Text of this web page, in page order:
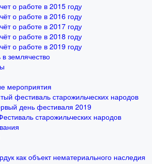
о работе в 2015 году
о работе в 2016 году
о работе в 2017 году
о работе в 2018 году
о работе в 2019 году
в землячество
мероприятия
фестиваль старожильческих народов
день фестиваля 2019
старожильческих народов
как объект нематериального наследия